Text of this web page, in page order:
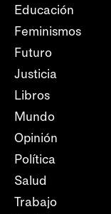
Educación
Feminismos
Futuro
Justicia
Libros
Mundo
Opinión
Política
Salud
Trabajo